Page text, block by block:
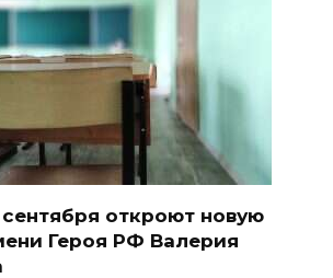
сентября откроют новую
Героя РФ Валерия